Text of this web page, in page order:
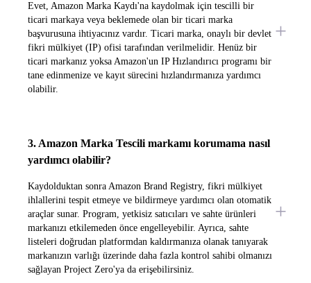
Evet, Amazon Marka Kaydı'na kaydolmak için tescilli bir
ticari markaya veya beklemede olan bir ticari marka
başvurusuna ihtiyacınız vardır. Ticari marka, onaylı bir devlet
fikri mülkiyet (IP) ofisi tarafından verilmelidir. Henüz bir
ticari markanız yoksa Amazon'un IP Hızlandırıcı programı bir
tane edinmenize ve kayıt sürecini hızlandırmanıza yardımcı
olabilir.
3. Amazon Marka Tescili markamı korumama nasıl
yardımcı olabilir?
Kaydolduktan sonra Amazon Brand Registry, fikri mülkiyet
ihlallerini tespit etmeye ve bildirmeye yardımcı olan otomatik
araçlar sunar. Program, yetkisiz satıcıları ve sahte ürünleri
markanızı etkilemeden önce engelleyebilir. Ayrıca, sahte
listeleri doğrudan platformdan kaldırmanıza olanak tanıyarak
markanızın varlığı üzerinde daha fazla kontrol sahibi olmanızı
sağlayan Project Zero'ya da erişebilirsiniz.